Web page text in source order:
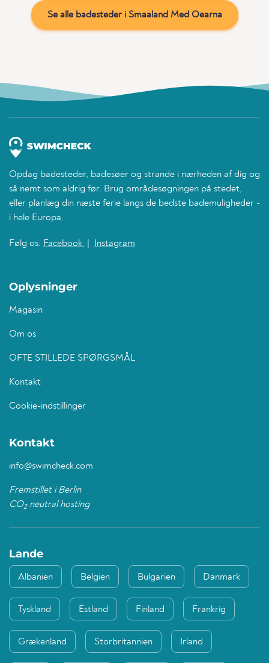
Se alle badesteder i Smaaland Med Oearna
Opdag badesteder, badesøer og strande i nærheden af dig og
så nemt som aldrig før. Brug områdesøgningen på stedet,
eller planlæg din næste ferie langs de bedste bademuligheder -
i hele Europa.
Følg os: Facebook Instagram
Oplysninger
Magasin
Om os
OFTE STILLEDE SPØRGSMÅL
Kontakt
Cookie-indstillinger
Kontakt
info@swimcheck.com
Fremstillet i Berlin
CO2neutral hosting
Lande
Albanien Belgien Bulgarien Danmark
Tyskland Estland Finland Frankrig
Grækenland Storbritannien Irland